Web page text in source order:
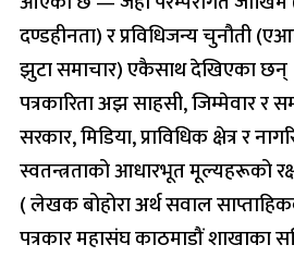
दण्डहीनता) र प्रविधिजन्य चुनौती
झुटा समाचार) एकैसाथ देखिएका छन्
पत्रकारिता अझ साहसी, जिम्मेवार र
सरकार, मिडिया, प्राविधिक क्षेत्र र
स्वतन्त्रताको आधारभूत मूल्यहरूको
( लेखक बोहोरा अर्थ सवाल
पत्रकार महासंघ काठमाडौं शाखाका